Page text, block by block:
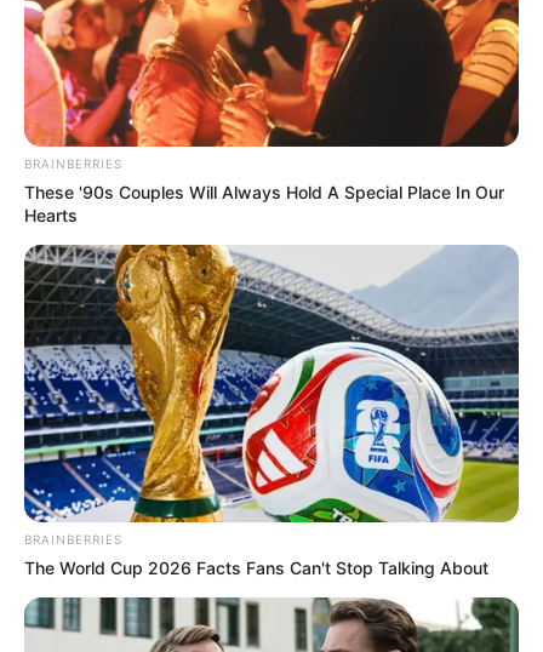
Exclu. Mariés au
premier regard :
“On est prêts”,
projet bébé pour
Lucile et Alex sur le
“très court terme”
BRAINBERRIES
These '90s Couples Will Always Hold A Special Place In Our
Hearts
BRAINBERRIES
The World Cup 2026 Facts Fans Can't Stop Talking About